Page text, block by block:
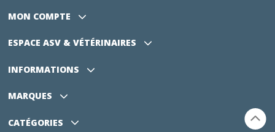
MON COMPTE
ESPACE ASV & VÉTÉRINAIRES
INFORMATIONS
MARQUES
CATÉGORIES